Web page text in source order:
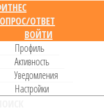
ОТВЕТ
ВОЙТИ
Профиль
Активность
Уведомления
Настройки